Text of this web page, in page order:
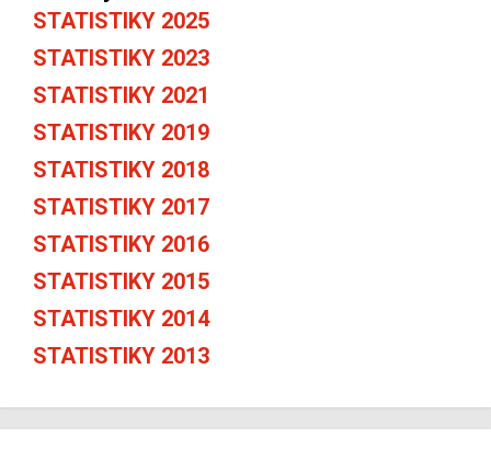
STATISTIKY 2025
STATISTIKY 2023
STATISTIKY 2021
STATISTIKY 2019
STATISTIKY 2018
STATISTIKY 2017
STATISTIKY 2016
STATISTIKY 2015
STATISTIKY 2014
STATISTIKY 2013